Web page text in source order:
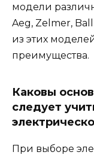
модели
Aeg, Zelmer,
из этих
преимущества.
Каковы
следует
При выборе